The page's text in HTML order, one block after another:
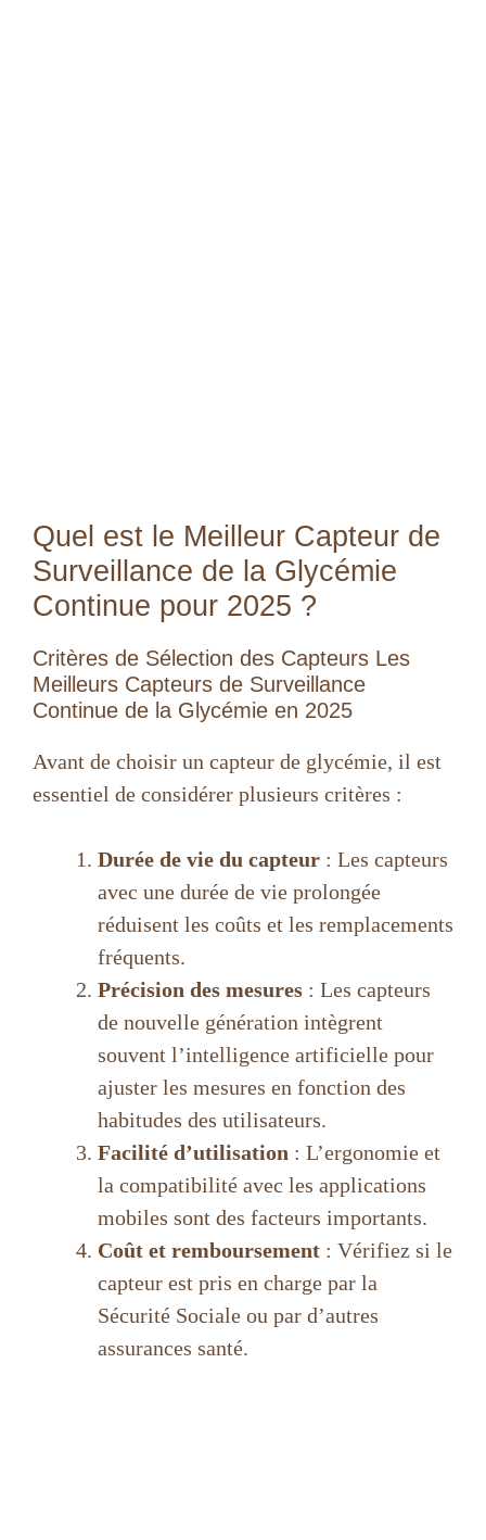
Quel est le Meilleur Capteur de
Surveillance de la Glycémie
Continue pour 2025 ?
Critères de Sélection des Capteurs Les
Meilleurs Capteurs de Surveillance
Continue de la Glycémie en 2025
Avant de choisir un capteur de glycémie, il est
essentiel de considérer plusieurs critères :
Durée de vie du capteur : Les capteurs
avec une durée de vie prolongée
réduisent les coûts et les remplacements
fréquents.
Précision des mesures : Les capteurs
de nouvelle génération intègrent
souvent l’intelligence artificielle pour
ajuster les mesures en fonction des
habitudes des utilisateurs.
Facilité d’utilisation : L’ergonomie et
la compatibilité avec les applications
mobiles sont des facteurs importants.
Coût et remboursement : Vérifiez si le
capteur est pris en charge par la
Sécurité Sociale ou par d’autres
assurances santé.